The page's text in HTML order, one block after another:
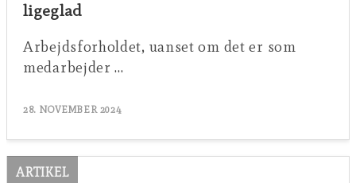
ligeglad
Arbejdsforholdet, uanset om det er som
medarbejder …
28. NOVEMBER 2024
ARTIKEL